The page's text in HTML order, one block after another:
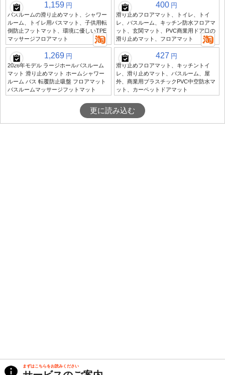
1,159 円
バスルームの滑り止めマット、シャワー
ルーム、トイレ用バスマット、子供用転
倒防止フットマット、環境に優しいTPE
マッサージフロアマット
400 円
滑り止めフロアマット、トイレ、トイ
レ、バスルーム、キッチン防水フロアマ
ット、玄関マット、PVC商業用ドア口の
滑り止めマット、フロアマット
1,269 円
2026年モデル ラージホールバスルーム
マット 滑り止めマット ホームシャワー
ルーム バス 転覆防止吸盤 フロアマット
バスルームマッサージフットマット
427 円
滑り止めフロアマット、キッチントイ
レ、滑り止めマット、バスルーム、屋
外、商業用プラスチックPVC中空防水マ
ット、カーペットドアマット
更に読み込む
まずはこちらをお読みください